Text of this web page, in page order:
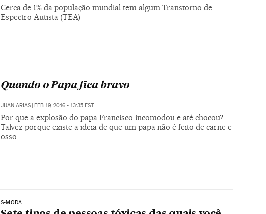
Cerca de 1% da população mundial tem algum Transtorno de
Espectro Autista (TEA)
Quando o Papa fica bravo
JUAN ARIAS FEB 19, 2016 - 13:35 EST
Por que a explosão do papa Francisco incomodou e até chocou?
Talvez porque existe a ideia de que um papa não é feito de carne e
osso
S-MODA